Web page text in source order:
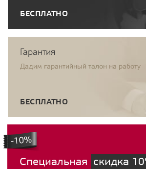
БЕСПЛАТНО
Гарантия
Дадим гарантийный талон на работу
БЕСПЛАТНО
Специальная скидка